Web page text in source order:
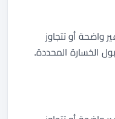
واضحة أو تتجاوز
الخسارة المحددة.